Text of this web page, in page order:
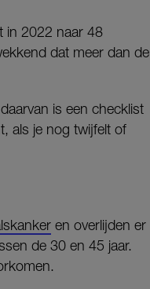
in 2022 naar 48
dat meer dan de
is een checklist
als je nog twijfelt of
en overlijden er
de 30 en 45 jaar.